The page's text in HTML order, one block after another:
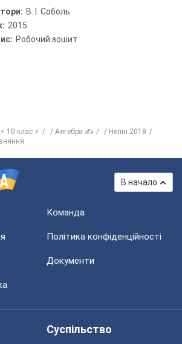
В. І. Соболь
2015
Робочий зошит
⚡ 10 клас ⚡ Алгебра ✍
Нелін 2018
В начало
Команда
Політика конфіденційності
Документи
Суспільство